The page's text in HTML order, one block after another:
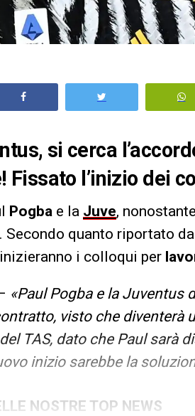
si cerca
Fissato l’inizio dei
Pogba e la Juve, nonostante
Secondo quanto riportato da
i colloqui per
«Paul Pogba e la Juventus
visto che diventerà
TAS, dato che Paul sarà
inizio sarebbe la
NOSTRE TOP NEWS